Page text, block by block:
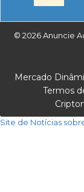
© 2026 Anuncie
Mercado
Termos
Site de Notícias